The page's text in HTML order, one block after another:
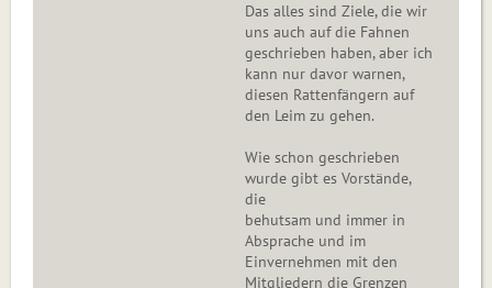
Das alles sind Ziele, die wir
uns auch auf die Fahnen
geschrieben haben, aber ich
kann nur davor warnen,
diesen Rattenfängern auf
den Leim zu gehen.
Wie schon geschrieben
wurde gibt es Vorstände,
die
behutsam und immer in
Absprache und im
Einvernehmen mit den
Mitgliedern die Grenzen